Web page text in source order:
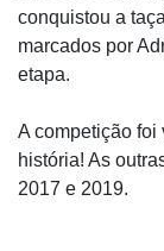
conquistou a
marcados por
etapa.
A competição foi
história! As
2017 e 2019.